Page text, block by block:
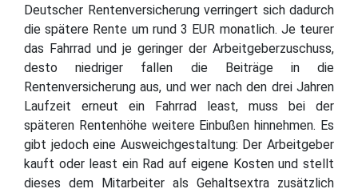
Deutscher Rentenversicherung verringert sich dadurch
die spätere Rente um rund 3 EUR monatlich. Je teurer
das Fahrrad und je geringer der Arbeitgeberzuschuss,
desto niedriger fallen die Beiträge in die
Rentenversicherung aus, und wer nach den drei Jahren
Laufzeit erneut ein Fahrrad least, muss bei der
späteren Rentenhöhe weitere Einbußen hinnehmen. Es
gibt jedoch eine Ausweichgestaltung: Der Arbeitgeber
kauft oder least ein Rad auf eigene Kosten und stellt
dieses dem Mitarbeiter als Gehaltsextra zusätzlich